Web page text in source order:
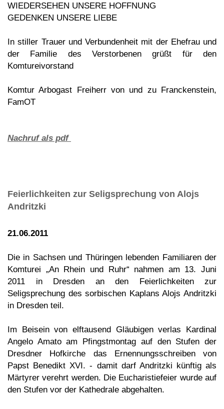
WIEDERSEHEN UNSERE HOFFNUNG
GEDENKEN UNSERE LIEBE
In stiller Trauer und Verbundenheit mit der Ehefrau und
der Familie des Verstorbenen grüßt für den
Komtureivorstand
Komtur Arbogast Freiherr von und zu Franckenstein,
FamOT
Nachruf als pdf
Feierlichkeiten zur Seligsprechung von Alojs
Andritzki
21.06.2011
Die in Sachsen und Thüringen lebenden Familiaren der
Komturei „An Rhein und Ruhr“ nahmen am 13. Juni
2011 in Dresden an den Feierlichkeiten zur
Seligsprechung des sorbischen Kaplans Alojs Andritzki
in Dresden teil.
Im Beisein von elftausend Gläubigen verlas Kardinal
Angelo Amato am Pfingstmontag auf den Stufen der
Dresdner Hofkirche das Ernennungsschreiben von
Papst Benedikt XVI. - damit darf Andritzki künftig als
Märtyrer verehrt werden. Die Eucharistiefeier wurde auf
den Stufen vor der Kathedrale abgehalten.